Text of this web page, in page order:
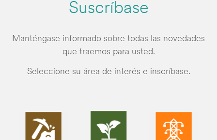
Suscríbase
Manténgase informado sobre todas las novedades
que traemos para usted.
Seleccione su área de interés e inscríbase.